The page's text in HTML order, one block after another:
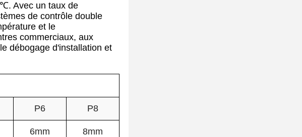
Avec un taux de
de contrôle double
et le
commerciaux, aux
débogage d'installation et
P6 P8
6mm 8mm